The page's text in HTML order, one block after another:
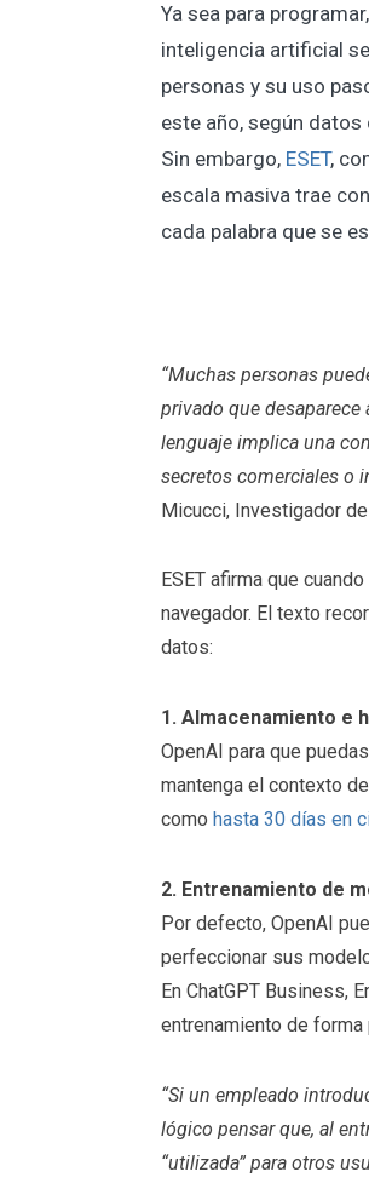
Ya sea para
inteligencia artificial
personas y su uso
este año, según datos
Sin embargo, ESET,
escala masiva trae
cada palabra que se
“Muchas personas
privado que desaparece
lenguaje implica una
secretos comerciales o
Micucci, Investigador
ESET afirma que
navegador. El texto
datos:
1. Almacenamiento e
OpenAI para que
mantenga el contexto
como hasta 30 días en
2. Entrenamiento de
Por defecto, OpenAI
perfeccionar sus
En ChatGPT Business,
entrenamiento de forma
“Si un empleado
lógico pensar que, al
“utilizada” para otros